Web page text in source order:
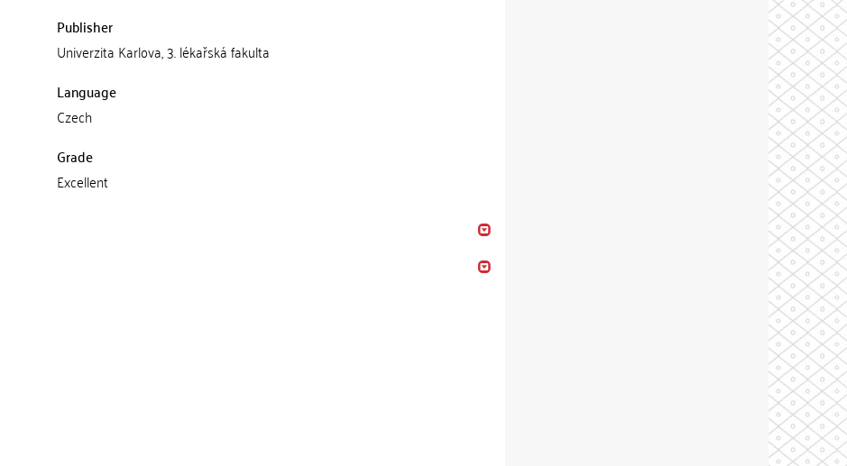
Publisher
Univerzita Karlova, 3. lékařská fakulta
Language
Czech
Grade
Excellent